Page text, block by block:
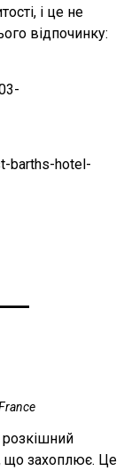
і це не
відпочинку:
розкішний
що захоплює. Це